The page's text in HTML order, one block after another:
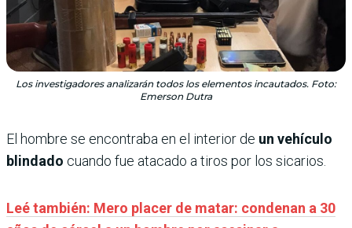
Los investigadores analizarán todos los elementos incautados. Foto:
Emerson Dutra
El hombre se encontraba en el interior de un vehículo
blindado cuando fue atacado a tiros por los sicarios.
Leé también: Mero placer de matar: condenan a 30